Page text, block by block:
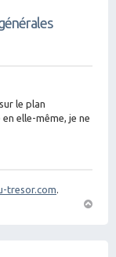
le plan
elle-même, je ne
tresor.com.